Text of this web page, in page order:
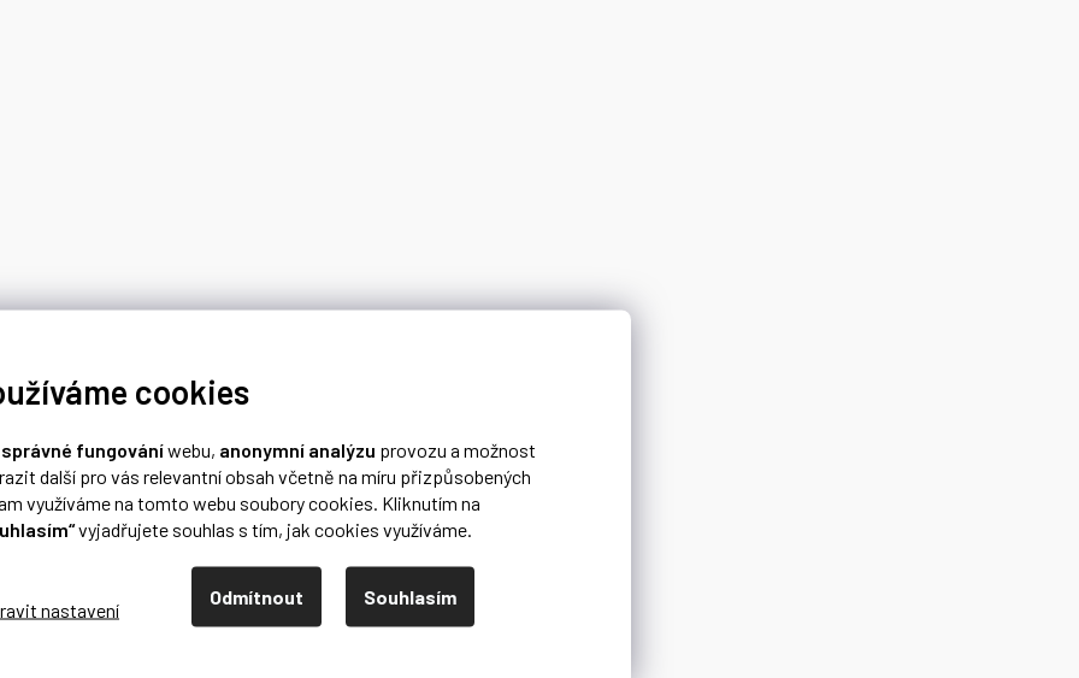
cookies
správné fungováníwebu, anonymní analýzu provozu a možnost
další pro vás relevantní obsah včetně na míru přizpůsobených
využíváme na tomto webu soubory cookies. Kliknutím na
vyjadřujete souhlas s tím, jak cookies využíváme.
Odmítnout Souhlasím